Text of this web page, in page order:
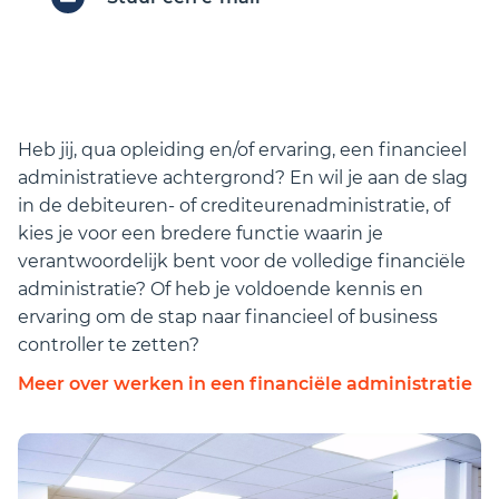
Heb jij, qua opleiding en/of ervaring, een financieel
administratieve achtergrond? En wil je aan de slag
in de debiteuren- of crediteurenadministratie, of
kies je voor een bredere functie waarin je
verantwoordelijk bent voor de volledige financiële
administratie? Of heb je voldoende kennis en
ervaring om de stap naar financieel of business
controller te zetten?
Meer over werken in een financiële administratie